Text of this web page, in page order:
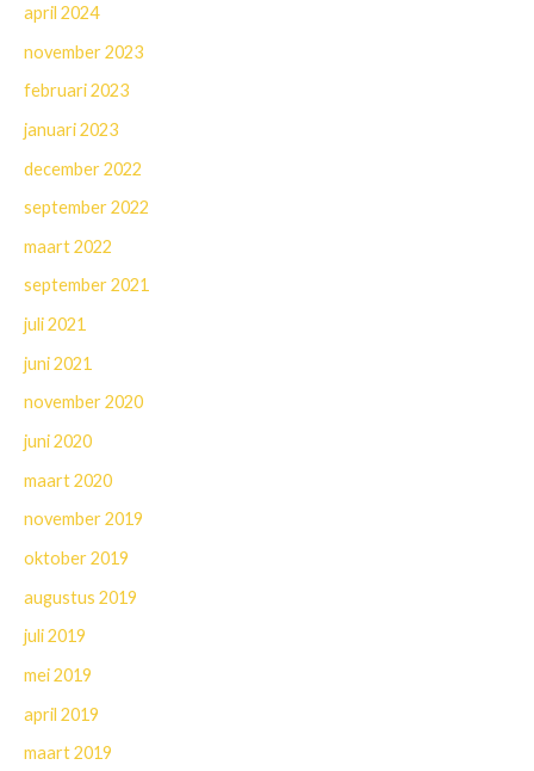
april 2024
november 2023
februari 2023
januari 2023
december 2022
september 2022
maart 2022
september 2021
juli 2021
juni 2021
november 2020
juni 2020
maart 2020
november 2019
oktober 2019
augustus 2019
juli 2019
mei 2019
april 2019
maart 2019